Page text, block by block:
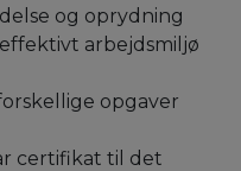
og oprydning
arbejdsmiljø
opgaver
certifikat til det